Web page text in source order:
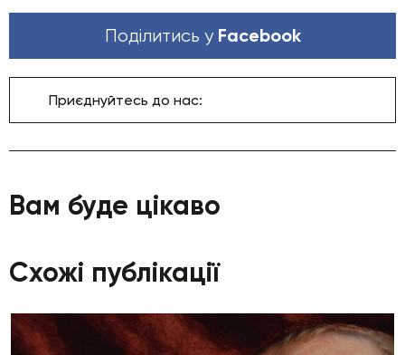
Поділитись у Facebook
Приєднуйтесь до нас:
Вам буде цікаво
Схожі публікації